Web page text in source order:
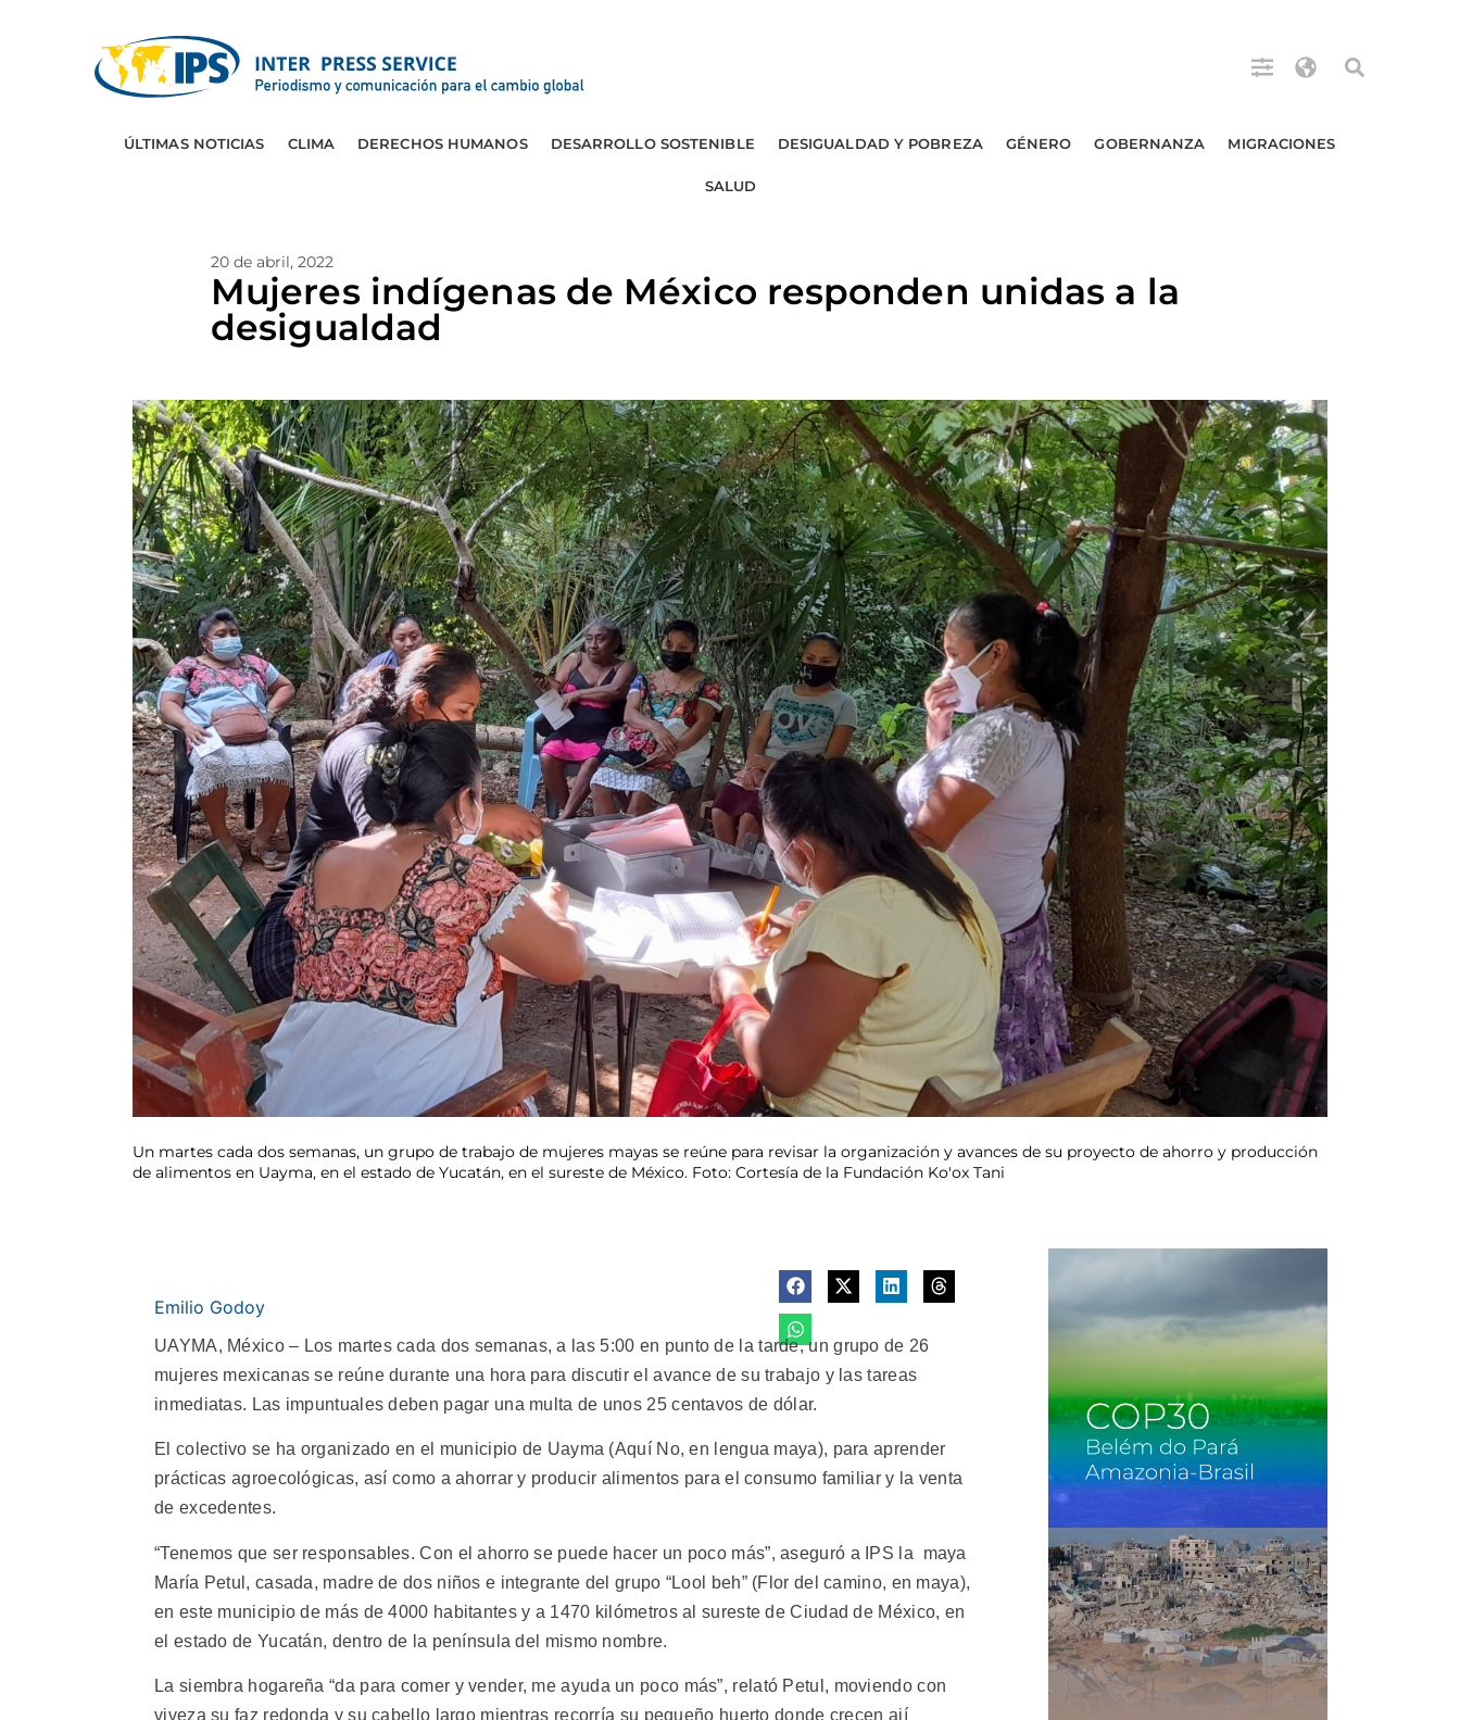
ÚLTIMAS NOTICIAS CLIMA DERECHOS HUMANOS DESARROLLO SOSTENIBLE DESIGUALDAD Y POBREZA GÉNERO GOBERNANZA MIGRACIONES
SALUD
20 de abril, 2022
Mujeres indígenas de México responden unidas a la
desigualdad
Un martes cada dos semanas, un grupo de trabajo de mujeres mayas se reúne para revisar la organización y avances de su proyecto de ahorro y producción
de alimentos en Uayma, en el estado de Yucatán, en el sureste de México. Foto: Cortesía de la Fundación Ko'ox Tani
Emilio Godoy
UAYMA, México – Los martes cada dos semanas, a las 5:00 en punto de la tarde, un grupo de 26
mujeres mexicanas se reúne durante una hora para discutir el avance de su trabajo y las tareas
inmediatas. Las impuntuales deben pagar una multa de unos 25 centavos de dólar.
El colectivo se ha organizado en el municipio de Uayma (Aquí No, en lengua maya), para aprender
prácticas agroecológicas, así como a ahorrar y producir alimentos para el consumo familiar y la venta
de excedentes.
“Tenemos que ser responsables. Con el ahorro se puede hacer un poco más”, aseguró a IPS la maya
María Petul, casada, madre de dos niños e integrante del grupo “Lool beh” (Flor del camino, en maya),
en este municipio de más de 4000 habitantes y a 1470 kilómetros al sureste de Ciudad de México, en
el estado de Yucatán, dentro de la península del mismo nombre.
La siembra hogareña “da para comer y vender, me ayuda un poco más”, relató Petul, moviendo con
viveza su faz redonda y su cabello largo mientras recorría su pequeño huerto donde crecen ají